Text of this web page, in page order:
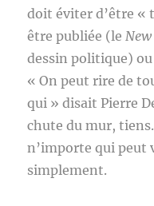
doit éviter d’être «
être publiée (le
dessin politique)
« On peut rire de
qui » disait Pierre
chute du mur,
n’importe qui peut
simplement.